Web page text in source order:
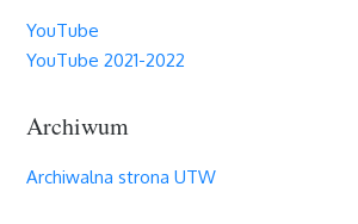
YouTube
YouTube 2021-2022
Archiwum
Archiwalna strona UTW